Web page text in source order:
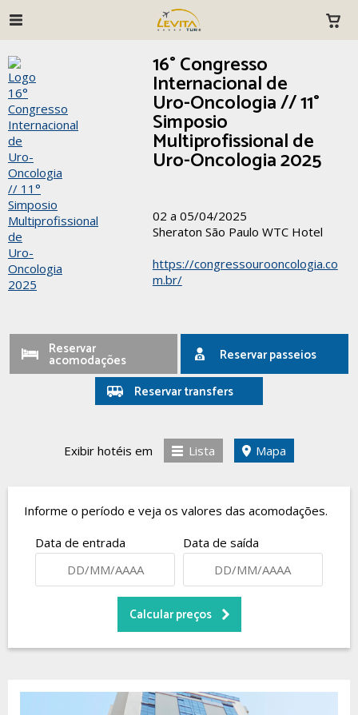
16° Congresso
Internacional de
Uro-Oncologia // 11°
Simposio
Multiprofissional de
Uro-Oncologia 2025
02 a 05/04/2025
Sheraton São Paulo WTC Hotel
https://congressourooncologia.co
m.br/
Reservar
acomodações
Reservar passeios
Reservar transfers
Informe o período e veja os valores das acomodações.
Data de entrada
Data de saída
Exibir hotéis em Lista Mapa